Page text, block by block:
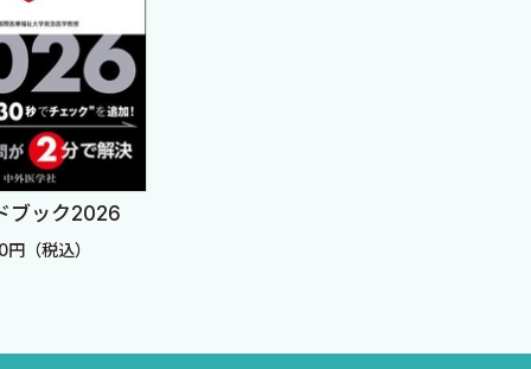
ブック2026
（税込）